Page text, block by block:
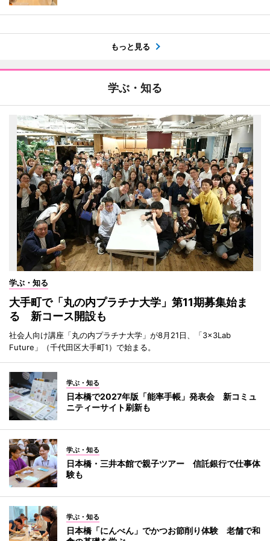
もっと見る
学ぶ・知る
学ぶ・知る
大手町で「丸の内プラチナ大学」第11期募集始ま
る 新コース開設も
社会人向け講座「丸の内プラチナ大学」が8月21日、「3×3Lab
Future」（千代田区大手町1）で始まる。
学ぶ・知る
日本橋で2027年版「能率手帳」発表会 新コミュ
ニティーサイト刷新も
学ぶ・知る
日本橋・三井本館で親子ツアー 信託銀行で仕事体
験も
学ぶ・知る
日本橋「にんべん」でかつお節削り体験 老舗で和